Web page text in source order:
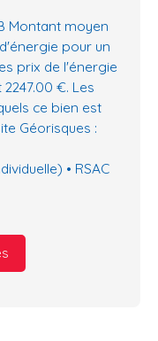
Montant moyen
pour un
prix de l'énergie
2247.00 €. Les
ce bien est
Géorisques :
• RSAC